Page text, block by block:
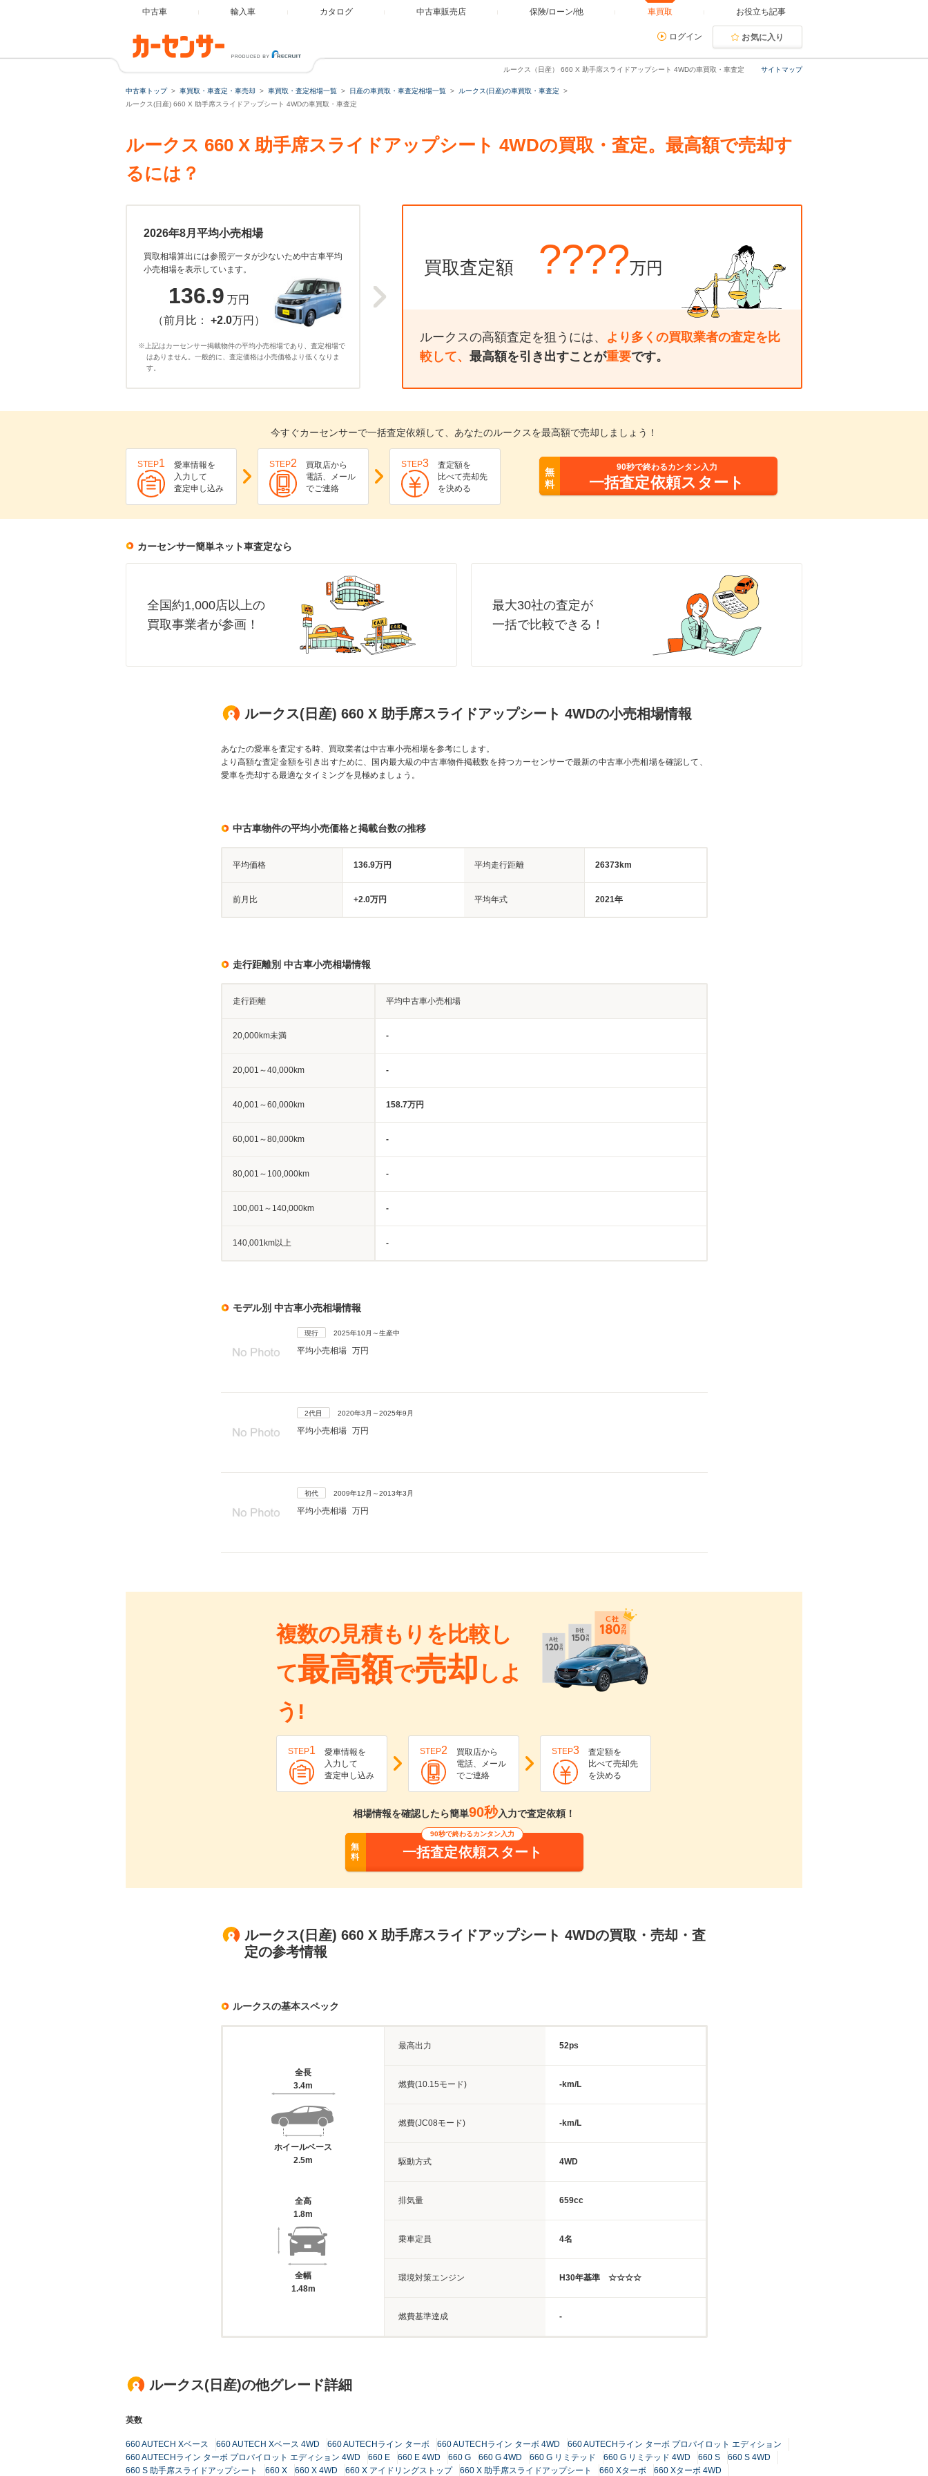
中古車 輸入車 カタログ 中古車販売店 保険/ローン/他 車買取 お役立ち記事
ログイン お気に入り
サイトマップ
ルークス（日産） 660 X 助手席スライドアップシート 4WDの車買取・車査定
中古車トップ 車買取・車査定・車売却 車買取・査定相場一覧 日産の車買取・車査定相場一覧
ルークス(日産)の車買取・車査定
ルークス(日産) 660 X 助手席スライドアップシート 4WDの車買取・車査定
ルークス 660 X 助手席スライドアップシート 4WDの買取・査定。最高額で売却す
るには？
2026年8月平均小売相場
買取相場算出には参照データが少ないため中古車平均
小売相場を表示しています。
136.9 万円
（前月比： +2.0万円）
※上記はカーセンサー掲載物件の平均小売相場であり、査定相場で
はありません。一般的に、査定価格は小売価格より低くなりま
す。
買取査定額 ????万円
ルークスの高額査定を狙うには、 より多くの買取業者の査定を比
較して、 最高額を引き出すことが重要です。
今すぐカーセンサーで一括査定依頼して、あなたのルークスを最高額で売却しましょう！
STEP1
愛車情報を
入力して
査定申し込み
STEP2
買取店から
電話、メール
でご連絡
STEP3
査定額を
比べて売却先
を決める
無
料
90秒で終わるカンタン入力
一括査定依頼スタート
カーセンサー簡単ネット車査定なら
全国約1,000店以上の
買取事業者が参画！
最大30社の査定が
一括で比較できる！
ルークス(日産) 660 X 助手席スライドアップシート 4WDの小売相場情報
あなたの愛車を査定する時、買取業者は中古車小売相場を参考にします。
より高額な査定金額を引き出すために、国内最大級の中古車物件掲載数を持つカーセンサーで最新の中古車小売相場を確認して、
愛車を売却する最適なタイミングを見極めましょう。
中古車物件の平均小売価格と掲載台数の推移
平均価格 136.9万円 平均走行距離 26373km
前月比 +2.0万円 平均年式 2021年
走行距離別 中古車小売相場情報
走行距離 平均中古車小売相場
20,000km未満 -
20,001～40,000km -
40,001～60,000km 158.7万円
60,001～80,000km -
80,001～100,000km -
100,001～140,000km -
140,001km以上 -
モデル別 中古車小売相場情報
現行 2025年10月～生産中
平均小売相場 万円
2代目 2020年3月～2025年9月
平均小売相場 万円
初代 2009年12月～2013年3月
平均小売相場 万円
複数の見積もりを比較し
て最高額で売却 しよ
う!
STEP1
愛車情報を
入力して
査定申し込み
STEP2
買取店から
電話、メール
でご連絡
STEP3
査定額を
比べて売却先
を決める
相場情報を確認したら簡単90秒入力で査定依頼！
無
料
90秒で終わるカンタン入力
一括査定依頼スタート
ルークス(日産) 660 X 助手席スライドアップシート 4WDの買取・売却・査
定の参考情報
ルークスの基本スペック
全長
3.4m
ホイールベース
2.5m
全高
1.8m
全幅
1.48m
最高出力 52ps
燃費(10.15モード) -km/L
燃費(JC08モード) -km/L
駆動方式 4WD
排気量 659cc
乗車定員 4名
環境対策エンジン H30年基準 ☆☆☆☆
燃費基準達成 -
ルークス(日産)の他グレード詳細
英数
660 AUTECH Xベース 660 AUTECH Xベース 4WD 660 AUTECHライン ターボ 660 AUTECHライン ターボ 4WD
660 AUTECHライン ターボ プロパイロット エディション
660 AUTECHライン ターボ プロパイロット エディション 4WD
660 E 660 E 4WD 660 G 660 G 4WD 660 G リミテッド 660 G リミテッド 4WD 660 S
660 S 4WD
660 S 助手席スライドアップシート
660 X 660 X 4WD 660 X アイドリングストップ 660 X 助手席スライドアップシート 660 Xターボ 660 Xターボ 4WD